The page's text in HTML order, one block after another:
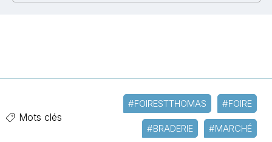
Mots clés
#FOIRESTTHOMAS #FOIRE
#BRADERIE #MARCHÉ